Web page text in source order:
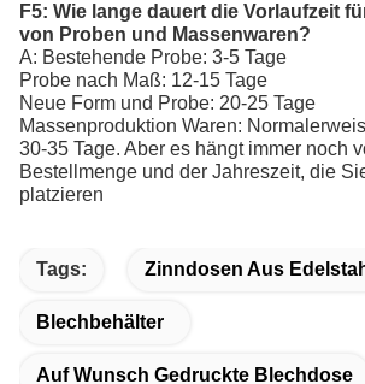
F5: Wie lange dauert die Vorlaufzeit
von Proben und Massenwaren?
A: Bestehende Probe: 3-5 Tage
Probe nach Maß: 12-15 Tage
Neue Form und Probe: 20-25 Tage
Massenproduktion Waren:
30-35 Tage. Aber es hängt immer noch
Bestellmenge und der Jahreszeit, die
platzieren
Tags: Zinndosen Aus
Blechbehälter
Auf Wunsch Gedruckte Blechdose